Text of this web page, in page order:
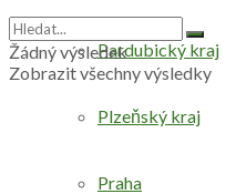
Pardubický kraj
Plzeňský kraj
Praha
Žádný výsledek
Zobrazit všechny výsledky